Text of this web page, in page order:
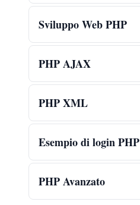
Sviluppo Web PHP
PHP AJAX
PHP XML
Esempio di login PHP
PHP Avanzato